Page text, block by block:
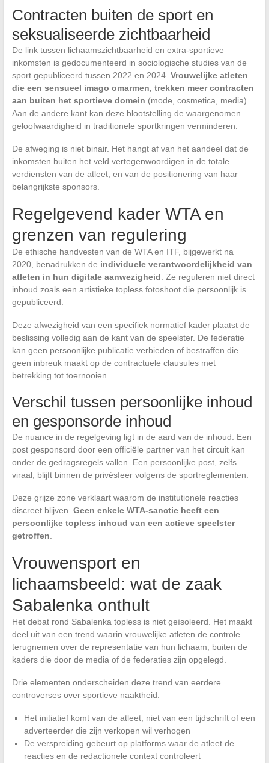
Contracten buiten de sport en
seksualiseerde zichtbaarheid
De link tussen lichaamszichtbaarheid en extra-sportieve
inkomsten is gedocumenteerd in sociologische studies van de
sport gepubliceerd tussen 2022 en 2024. Vrouwelijke atleten
die een sensueel imago omarmen, trekken meer contracten
aan buiten het sportieve domein (mode, cosmetica, media).
Aan de andere kant kan deze blootstelling de waargenomen
geloofwaardigheid in traditionele sportkringen verminderen.
De afweging is niet binair. Het hangt af van het aandeel dat de
inkomsten buiten het veld vertegenwoordigen in de totale
verdiensten van de atleet, en van de positionering van haar
belangrijkste sponsors.
Regelgevend kader WTA en
grenzen van regulering
De ethische handvesten van de WTA en ITF, bijgewerkt na
2020, benadrukken de individuele verantwoordelijkheid van
atleten in hun digitale aanwezigheid. Ze reguleren niet direct
inhoud zoals een artistieke topless fotoshoot die persoonlijk is
gepubliceerd.
Deze afwezigheid van een specifiek normatief kader plaatst de
beslissing volledig aan de kant van de speelster. De federatie
kan geen persoonlijke publicatie verbieden of bestraffen die
geen inbreuk maakt op de contractuele clausules met
betrekking tot toernooien.
Verschil tussen persoonlijke inhoud
en gesponsorde inhoud
De nuance in de regelgeving ligt in de aard van de inhoud. Een
post gesponsord door een officiële partner van het circuit kan
onder de gedragsregels vallen. Een persoonlijke post, zelfs
viraal, blijft binnen de privésfeer volgens de sportreglementen.
Deze grijze zone verklaart waarom de institutionele reacties
discreet blijven. Geen enkele WTA-sanctie heeft een
persoonlijke topless inhoud van een actieve speelster
getroffen.
Vrouwensport en
lichaamsbeeld: wat de zaak
Sabalenka onthult
Het debat rond Sabalenka topless is niet geïsoleerd. Het maakt
deel uit van een trend waarin vrouwelijke atleten de controle
terugnemen over de representatie van hun lichaam, buiten de
kaders die door de media of de federaties zijn opgelegd.
Drie elementen onderscheiden deze trend van eerdere
controverses over sportieve naaktheid:
Het initiatief komt van de atleet, niet van een tijdschrift of een
adverteerder die zijn verkopen wil verhogen
De verspreiding gebeurt op platforms waar de atleet de
reacties en de redactionele context controleert